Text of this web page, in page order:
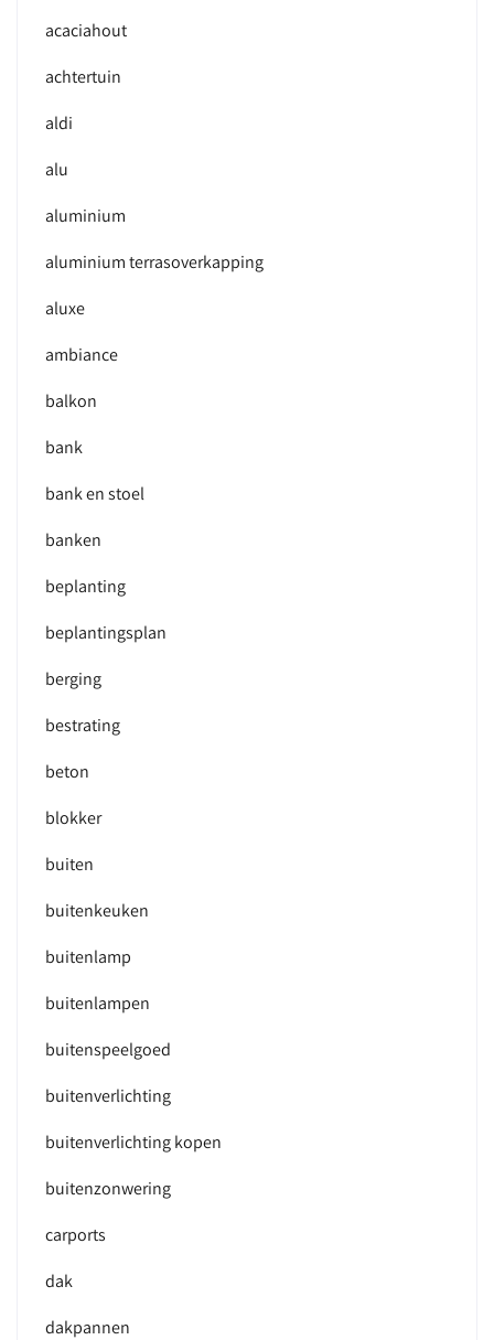
acaciahout
achtertuin
aldi
alu
aluminium
aluminium terrasoverkapping
aluxe
ambiance
balkon
bank
bank en stoel
banken
beplanting
beplantingsplan
berging
bestrating
beton
blokker
buiten
buitenkeuken
buitenlamp
buitenlampen
buitenspeelgoed
buitenverlichting
buitenverlichting kopen
buitenzonwering
carports
dak
dakpannen